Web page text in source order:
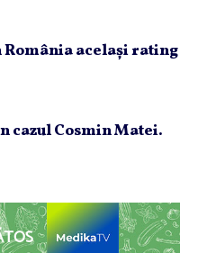
România acelaşi rating
cazul Cosmin Matei.